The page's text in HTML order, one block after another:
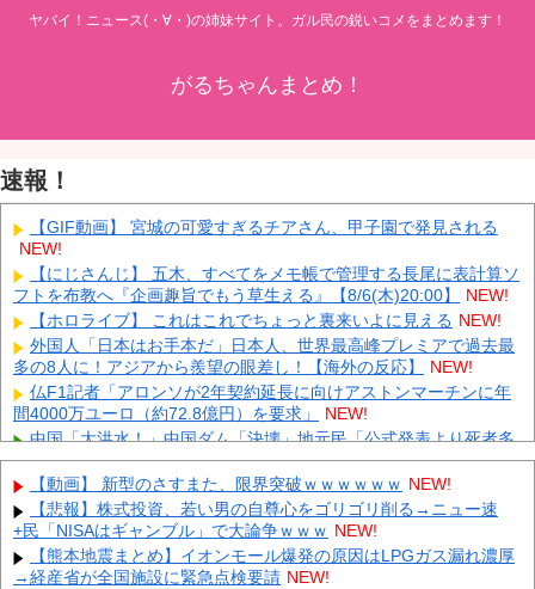
ヤバイ！ニュース(・∀・)の姉妹サイト。ガル民の鋭いコメをまとめます！
がるちゃんまとめ！
速報！
【GIF動画】 宮城の可愛すぎるチアさん、甲子園で発見される
NEW!
【にじさんじ】 五木、すべてをメモ帳で管理する長尾に表計算ソ
フトを布教へ『企画趣旨でもう草生える』【8/6(木)20:00】
NEW!
【ホロライブ】 これはこれでちょっと裏来いよに見える NEW!
外国人「日本はお手本だ」日本人、世界最高峰プレミアで過去最
多の8人に！アジアから羨望の眼差し！【海外の反応】
NEW!
仏F1記者「アロンソが2年契約延長に向けアストンマーチンに年
間4000万ユーロ（約72.8億円）を要求」
NEW!
中国「大洪水！」中国ダム「決壊」地元民「公式発表より死者多
い！」中国政府「住民拘束！（安否不明」中国当局「救助隊動画も
削除」台風13号「三峡ダム接近中」→ NEW!
「中国人ってこんなに嫌われているの？」日本生活9年目で明か
す本心！ NEW!
韓国人の対日好感度が過去最高に、「ノージャパン」は終わっ
た？＝ネット「中国より100倍いい」 NEW!
【動画】 新型のさすまた、限界突破ｗｗｗｗｗｗ NEW!
【悲報】株式投資、若い男の自尊心をゴリゴリ削る→ニュー速
+民「NISAはギャンブル」で大論争ｗｗｗ NEW!
【熊本地震まとめ】イオンモール爆発の原因はLPGガス漏れ濃厚
→経産省が全国施設に緊急点検要請 NEW!